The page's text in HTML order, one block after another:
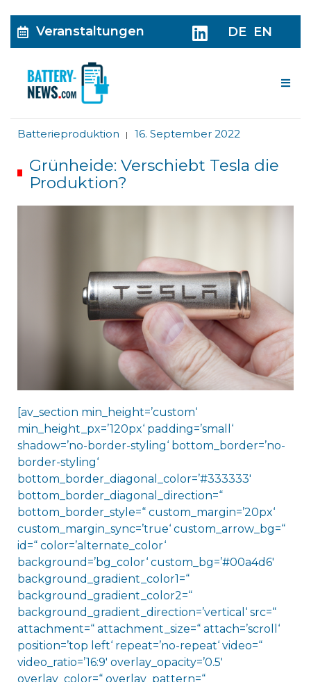
Veranstaltungen DE EN
Batterieproduktion | 16. September 2022
Grünheide: Verschiebt Tesla die
Produktion?
[av_section min_height=’custom‘
min_height_px=’120px‘ padding=’small‘
shadow=’no-border-styling‘ bottom_border=’no-
border-styling‘
bottom_border_diagonal_color=’#333333′
bottom_border_diagonal_direction=“
bottom_border_style=“ custom_margin=’20px‘
custom_margin_sync=’true‘ custom_arrow_bg=“
id=“ color=’alternate_color‘
background=’bg_color‘ custom_bg=’#00a4d6′
background_gradient_color1=“
background_gradient_color2=“
background_gradient_direction=’vertical‘ src=“
attachment=“ attachment_size=“ attach=’scroll‘
position=’top left‘ repeat=’no-repeat‘ video=“
video_ratio=’16:9′ overlay_opacity=’0.5′
overlay_color=“ overlay_pattern=“